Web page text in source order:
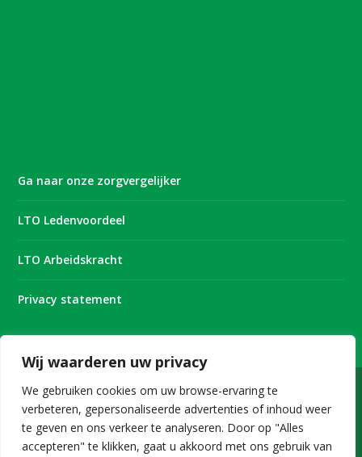
Wij waarderen uw privacy
We gebruiken cookies om uw browse-ervaring te
verbeteren, gepersonaliseerde advertenties of inhoud weer
te geven en ons verkeer te analyseren. Door op "Alles
accepteren" te klikken, gaat u akkoord met ons gebruik van
Ga naar onze zorgvergelijker
LTO Ledenvoordeel
LTO Arbeidskracht
Privacy statement
Onderdeel van